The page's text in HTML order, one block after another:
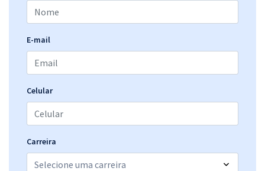
E-mail
Celular
Carreira